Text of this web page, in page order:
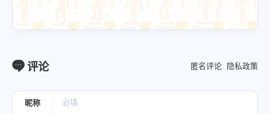
评论 匿名评论 隐私政策
昵称